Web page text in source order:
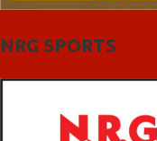
NRG SPORTS